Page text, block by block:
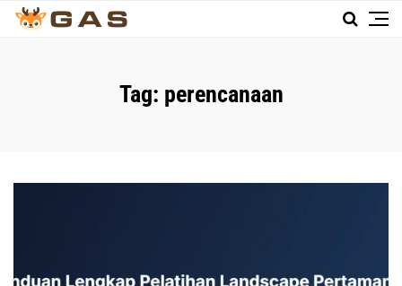
Tag: perencanaan